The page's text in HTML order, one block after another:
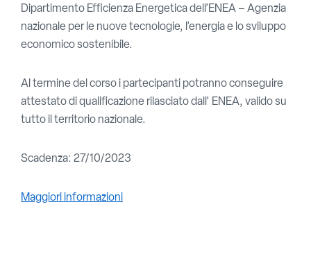
Dipartimento Efficienza Energetica dell’ENEA – Agenzia
nazionale per le nuove tecnologie, l’energia e lo sviluppo
economico sostenibile.
Al termine del corso i partecipanti potranno conseguire
attestato di qualificazione rilasciato dall’ ENEA, valido su
tutto il territorio nazionale.
Scadenza: 27/10/2023
Maggiori informazioni